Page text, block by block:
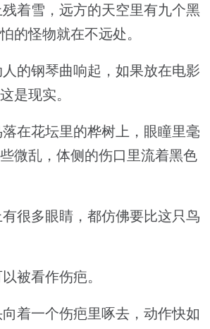
着雪，远方的天空里有九个黑
的怪物就在不远处。
的钢琴曲响起，如果放在电影
是现实。
在花坛里的桦树上，眼瞳里毫
微乱，体侧的伤口里流着黑色
很多眼睛，都仿佛要比这只鸟
被看作伤疤。
着一个伤疤里啄去，动作快如